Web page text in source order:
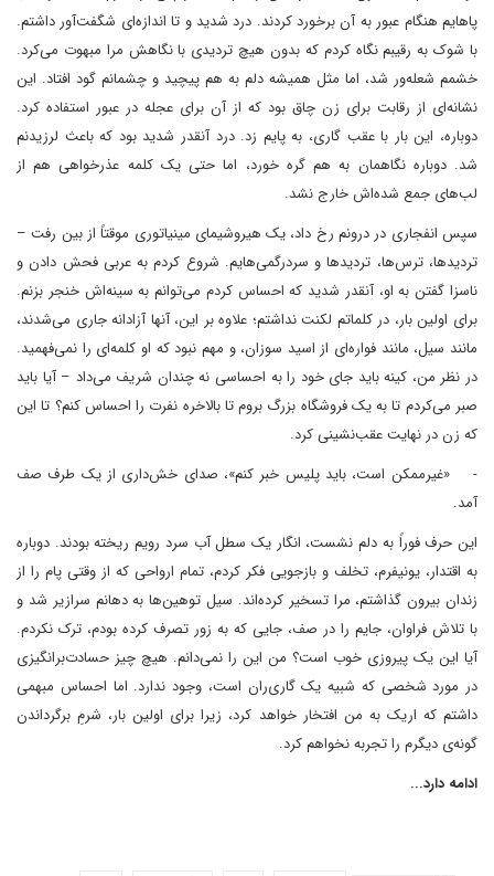
پاهایم هنگام عبور به آن برخورد کردند. درد شدید و تا اندازه‌ای شگفت‌آور داشتم.
با شوک به رقیبم نگاه کردم که بدون هیچ تردیدی با نگاهش مرا مبهوت می‌کرد.
خشمم شعله‌ور شد، اما مثل همیشه دلم به هم پیچید و چشمانم گود افتاد. این
نشانه‌ای از رقابت برای زن چاق بود که از آن برای عجله در عبور استفاده کرد.
دوباره، این بار با عقب گاری، به پایم زد. درد آنقدر شدید بود که باعث لرزیدنم
شد. دوباره نگاهمان به هم گره خورد، اما حتی یک کلمه عذرخواهی هم از
لب‌های جمع شده‌اش خارج نشد.
سپس انفجاری در درونم رخ داد، یک هیروشیمای مینیاتوری موقتاً از بین رفت –
تردیدها، ترس‌ها، تردیدها و سردرگمی‌هایم. شروع کردم به عربی فحش دادن و
ناسزا گفتن به او، آنقدر شدید که احساس کردم می‌توانم به سینه‌اش خنجر بزنم.
برای اولین بار، در کلماتم لکنت نداشتم؛ علاوه بر این، آنها آزادانه جاری می‌شدند،
مانند سیل، مانند فواره‌ای از اسید سوزان، و مهم نبود که او کلمه‌ای را نمی‌فهمید.
در نظر من، کینه باید جای خود را به احساسی نه چندان شریف می‌داد – آیا باید
صبر می‌کردم تا به یک فروشگاه بزرگ بروم تا بالاخره نفرت را احساس کنم؟ تا این
که زن در نهایت عقب‌نشینی کرد.
- «غیرممکن است، باید پلیس خبر کنم»، صدای خش‌داری از یک طرف صف
آمد.
این حرف فوراً به دلم نشست، انگار یک سطل آب سرد رویم ریخته بودند. دوباره
به اقتدار، یونیفرم، تخلف و بازجویی فکر کردم، تمام ارواحی که از وقتی پام را از
زندان بیرون گذاشتم، مرا تسخیر کرده‌اند. سیل توهین‌ها به دهانم سرازیر شد و
با تلاش فراوان، جایم را در صف، جایی که به زور تصرف کرده بودم، ترک نکردم.
آیا این یک پیروزی خوب است؟ من این را نمی‌دانم. هیچ چیز حسادت‌برانگیزی
در مورد شخصی که شبیه یک گاری‌ران است، وجود ندارد. اما احساس مبهمی
داشتم که اریک به من افتخار خواهد کرد، زیرا برای اولین بار، شرمِ برگرداندن
گونه‌ی دیگرم را تجربه نخواهم کرد.
ادامه دارد...